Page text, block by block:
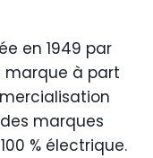
en 1949 par
marque à part
marques
% électrique.